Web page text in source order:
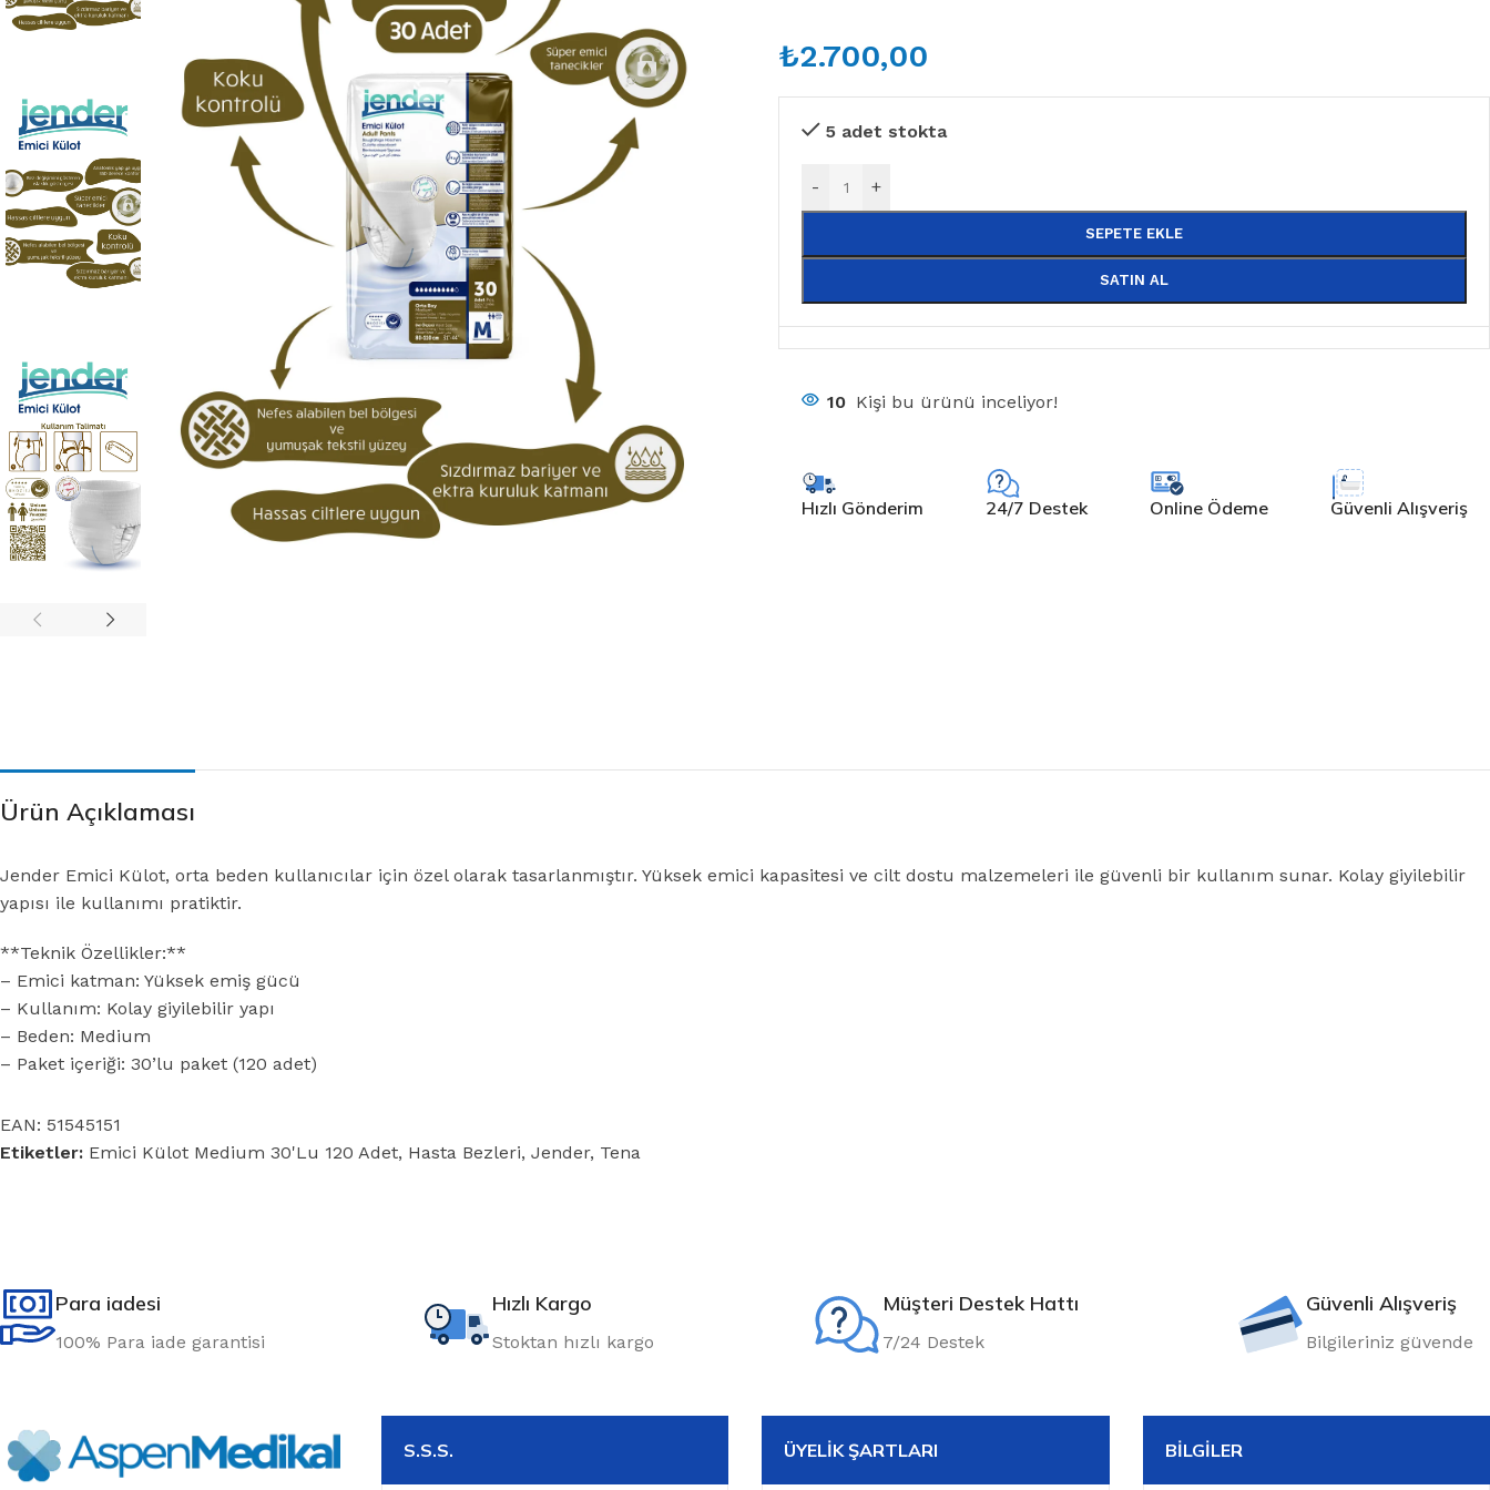
₺2.700,00
5 adet stokta
- +
SEPETE EKLE
SATIN AL
10 Kişi bu ürünü inceliyor!
Hızlı Gönderim 24/7 Destek Online Ödeme Güvenli Alışveriş
Ürün Açıklaması
Jender Emici Külot, orta beden kullanıcılar için özel olarak tasarlanmıştır. Yüksek emici kapasitesi ve cilt dostu malzemeleri ile güvenli bir kullanım sunar. Kolay giyilebilir
yapısı ile kullanımı pratiktir.
**Teknik Özellikler:**
– Emici katman: Yüksek emiş gücü
– Kullanım: Kolay giyilebilir yapı
– Beden: Medium
– Paket içeriği: 30’lu paket (120 adet)
EAN: 51545151
Etiketler: Emici Külot Medium 30'Lu 120 Adet, Hasta Bezleri, Jender, Tena
Para iadesi
100% Para iade garantisi
Hızlı Kargo
Stoktan hızlı kargo
Müşteri Destek Hattı
7/24 Destek
Güvenli Alışveriş
Bilgileriniz güvende
S.S.S. ÜYELIK ŞARTLARI BILGILER